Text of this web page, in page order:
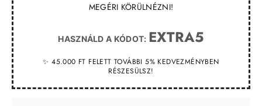
MEGÉRI KÖRÜLNÉZNI!
HASZNÁLD A KÓDOT: EXTRA5
✨ 45.000 FT FELETT TOVÁBBI 5% KEDVEZMÉNYBEN
RÉSZESÜLSZ!